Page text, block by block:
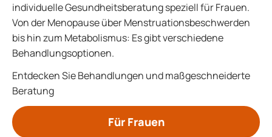
individuelle Gesundheitsberatung speziell für Frauen.
Von der Menopause über Menstruationsbeschwerden
bis hin zum Metabolismus: Es gibt verschiedene
Behandlungsoptionen.
Entdecken Sie Behandlungen und maßgeschneiderte
Beratung
Für Frauen